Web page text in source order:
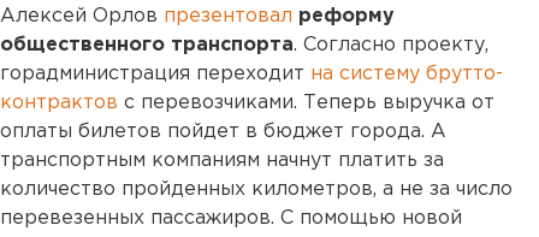
Алексей Орлов презентовал реформу
общественного транспорта. Согласно проекту,
горадминистрация переходит на систему брутто-
контрактов с перевозчиками. Теперь выручка от
оплаты билетов пойдет в бюджет города. А
транспортным компаниям начнут платить за
количество пройденных километров, а не за число
перевезенных пассажиров. С помощью новой